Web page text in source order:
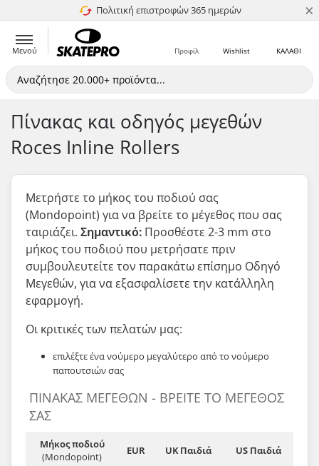
Πολιτική επιστροφών 365 ημερών
4.8 στα 5 ×
Μενού ΚΑΛΑΘΙ
Wishlist
Προφίλ
Πίνακας και οδηγός μεγεθών
Roces Inline Rollers
Μετρήστε το μήκος του ποδιού σας
(Mondopoint) για να βρείτε το μέγεθος που σας
ταιριάζει. Σημαντικό: Προσθέστε 2-3 mm στο
μήκος του ποδιού που μετρήσατε πριν
συμβουλευτείτε τον παρακάτω επίσημο Οδηγό
Μεγεθών, για να εξασφαλίσετε την κατάλληλη
εφαρμογή.
Οι κριτικές των πελατών μας:
επιλέξτε ένα νούμερο μεγαλύτερο από το νούμερο
παπουτσιών σας
ΠΊΝΑΚΑΣ ΜΕΓΕΘΏΝ - ΒΡΕΊΤΕ ΤΟ ΜΈΓΕΘΌΣ
ΣΑΣ
Μήκος ποδιού
(Mondopoint)
EUR UK Παιδιά US Παιδιά